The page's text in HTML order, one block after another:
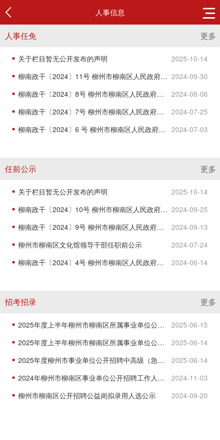
人事信息
人事任免 更多
关于栏目暂无公开发布的声明
2025-10-14
柳南政干〔2024〕11号 柳州市柳南区人民政府关于贺小年同志免职的通知 2024-09-30
柳南政干〔2024〕8号 柳州市柳南区人民政府关于庞茈淇等同志挂职的通知
2024-08-06
柳南政干〔2024〕7号 柳州市柳南区人民政府关于陈强同志免职的通知
2024-07-25
柳南政干〔2024〕6 号 柳州市柳南区人民政府关于吴东青等同志任免职的通知
2024-07-03
任前公示 更多
关于栏目暂无公开发布的声明
2025-10-14
柳南政干〔2024〕10号 柳州市柳南区人民政府关于黄丽波等同志任职的通知 2024-09-25
柳南政干〔2024〕9号 柳州市柳南区人民政府关于覃冠基等同志试用期满正式任职的通知
2024-09-13
柳州市柳南区文化馆领导干部任职前公示
2024-07-24
柳南政干〔2024〕4号 柳州市柳南区人民政府关于欧阳幸柳等同志试用期满正式任职的通知
2024-06-14
招考招录 更多
2025年度上半年柳州市柳南区所属事业单位公开招聘工作人员面试成绩公示（加试）
2025-06-15
2025年度上半年柳州市柳南区所属事业单位公开招聘工作人员面试成绩公示
2025-06-14
2025年度柳州市事业单位公开招聘中高级（急需紧缺）人才（第二批）（柳南区）面试成绩公示
2025-06-14
2024年柳州市柳南区事业单位公开招聘工作人员（第二批次自主招聘）面试成绩公示
2024-11-03
柳州市柳南区公开招聘公益岗拟录用人选公示
2024-09-20